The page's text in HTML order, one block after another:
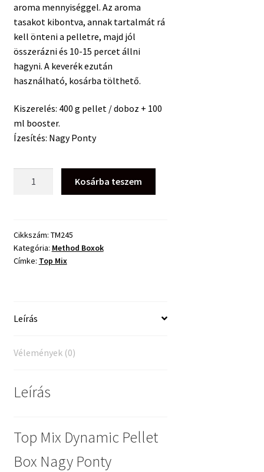
aroma mennyiséggel. Az aroma
tasakot kibontva, annak tartalmát rá
kell önteni a pelletre, majd jól
összerázni és 10-15 percet állni
hagyni. A keverék ezután
használható, kosárba tölthető.
Kiszerelés: 400 g pellet / doboz + 100
ml booster.
Ízesítés: Nagy Ponty
Box
Nagy
Ponty
Kosárba teszem
Cikkszám: TM245
Kategória: Method Boxok
Címke: Top Mix
Leírás
Vélemények (0)
Leírás
Top Mix Dynamic Pellet
Box Nagy Ponty